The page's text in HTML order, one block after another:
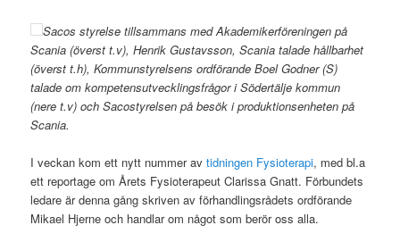
Sacos styrelse tillsammans med Akademikerföreningen på
Scania (överst t.v), Henrik Gustavsson, Scania talade hållbarhet
(överst t.h), Kommunstyrelsens ordförande Boel Godner (S)
talade om kompetensutvecklingsfrågor i Södertälje kommun
(nere t.v) och Sacostyrelsen på besök i produktionsenheten på
Scania.
I veckan kom ett nytt nummer avtidningen Fysioterapi, med bl.a
ett reportage om Årets Fysioterapeut Clarissa Gnatt. Förbundets
ledare är denna gång skriven av förhandlingsrådets ordförande
Mikael Hjerne och handlar om något som berör oss alla.